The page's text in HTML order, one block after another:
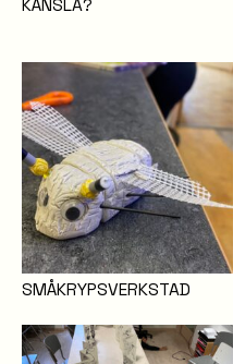
KÄNSLA?
SMÅKRYPSVERKSTAD